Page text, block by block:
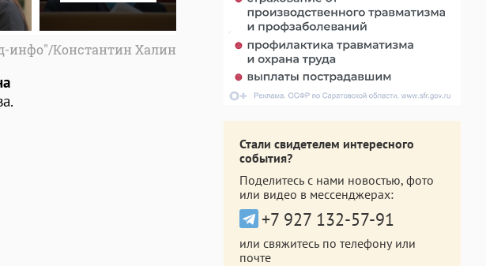
инфо"/Константин Халин
Стали свидетелем интересного
события?
Поделитесь с нами новостью, фото
или видео в мессенджерах:
+7 927 132-57-91
или свяжитесь по телефону или
почте